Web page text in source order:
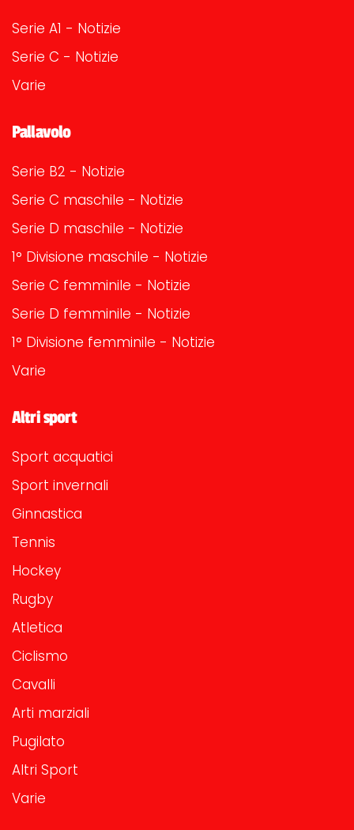
Serie A1 - Notizie
Serie C - Notizie
Varie
Pallavolo
Serie B2 - Notizie
Serie C maschile - Notizie
Serie D maschile - Notizie
1° Divisione maschile - Notizie
Serie C femminile - Notizie
Serie D femminile - Notizie
1° Divisione femminile - Notizie
Varie
Altri sport
Sport acquatici
Sport invernali
Ginnastica
Tennis
Hockey
Rugby
Atletica
Ciclismo
Cavalli
Arti marziali
Pugilato
Altri Sport
Varie